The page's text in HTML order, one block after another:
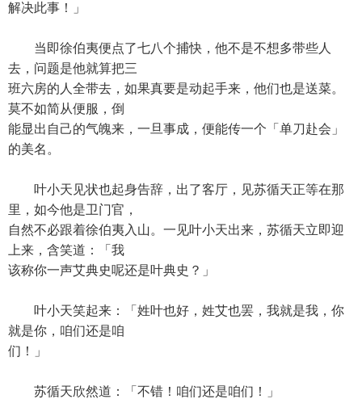
解决此事！」
当即徐伯夷便点了七八个捕快，他不是不想多带些人
去，问题是他就算把三
班六房的人全带去，如果真要是动起手来，他们也是送菜。
莫不如简从便服，倒
能显出自己的气魄来，一旦事成，便能传一个「单刀赴会」
的美名。
叶小天见状也起身告辞，出了客厅，见苏循天正等在那
里，如今他是卫门官，
自然不必跟着徐伯夷入山。一见叶小天出来，苏循天立即迎
上来，含笑道：「我
该称你一声艾典史呢还是叶典史？」
叶小天笑起来：「姓叶也好，姓艾也罢，我就是我，你
就是你，咱们还是咱
们！」
苏循天欣然道：「不错！咱们还是咱们！」